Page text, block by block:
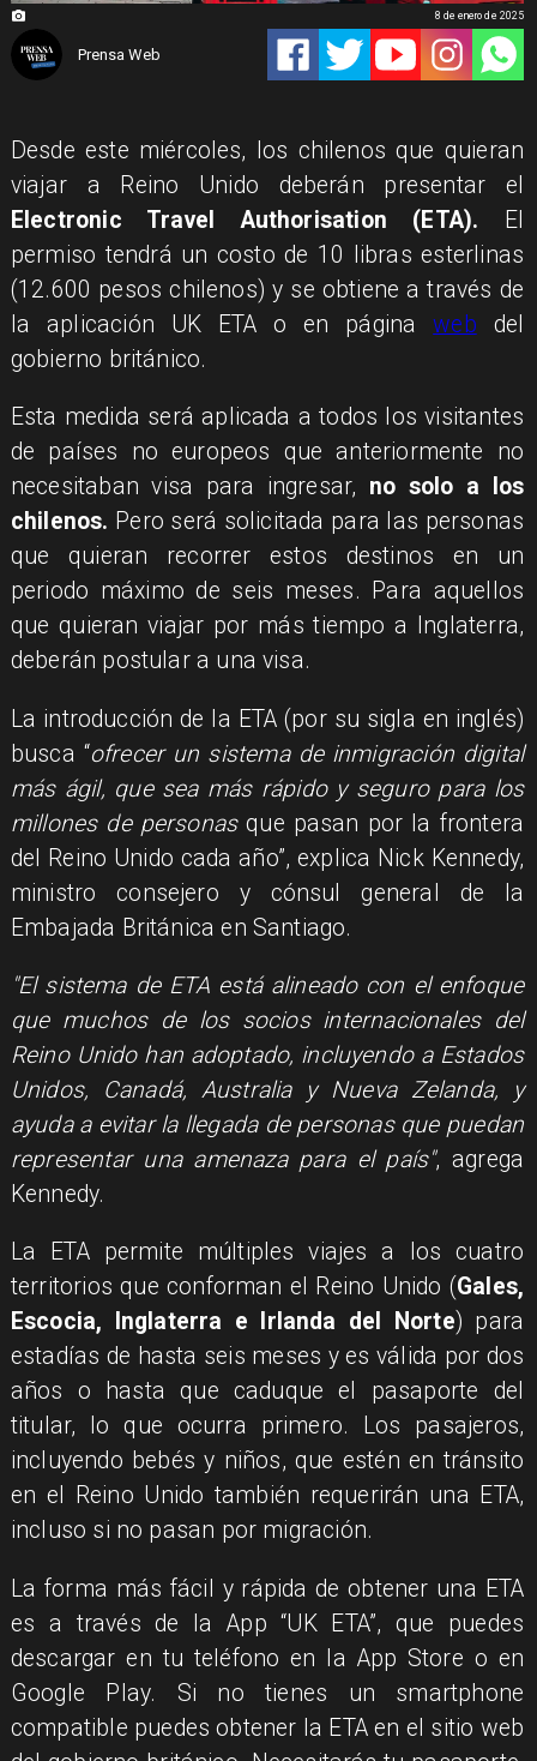
Prensa Web
8 de enero de 2025
Desde este miércoles, los chilenos que quieran
viajar a Reino Unido deberán presentar el
Electronic Travel Authorisation (ETA). El
permiso tendrá un costo de 10 libras esterlinas
(12.600 pesos chilenos) y se obtiene a través de
la aplicación UK ETA o en páginaweb del
gobierno británico.
Esta medida será aplicada a todos los visitantes
de países no europeos que anteriormente no
necesitaban visa para ingresar, no solo a los
chilenos. Pero será solicitada para las personas
que quieran recorrer estos destinos en un
periodo máximo de seis meses. Para aquellos
que quieran viajar por más tiempo a Inglaterra,
deberán postular a una visa.
La introducción de la ETA (por su sigla en inglés)
busca “ofrecer un sistema de inmigración digital
más ágil, que sea más rápido y seguro para los
millones de personasque pasan por la frontera
del Reino Unido cada año”, explica Nick Kennedy,
ministro consejero y cónsul general de la
Embajada Británica en Santiago.
"El sistema de ETA está alineado con el enfoque
que muchos de los socios internacionales del
Reino Unido han adoptado, incluyendo a Estados
Unidos, Canadá, Australia y Nueva Zelanda, y
ayuda a evitar la llegada de personas que puedan
representar una amenaza para el país", agrega
Kennedy.
La ETA permite múltiples viajes a los cuatro
territorios que conforman el Reino Unido (Gales,
Escocia, Inglaterra e Irlanda del Norte) para
estadías de hasta seis meses y es válida por dos
años o hasta que caduque el pasaporte del
titular, lo que ocurra primero. Los pasajeros,
incluyendo bebés y niños, que estén en tránsito
en el Reino Unido también requerirán una ETA,
incluso si no pasan por migración.
La forma más fácil y rápida de obtener una ETA
es a través de la App “UK ETA”, que puedes
descargar en tu teléfono en la App Store o en
Google Play. Si no tienes un smartphone
compatible puedes obtener la ETA en el sitio web